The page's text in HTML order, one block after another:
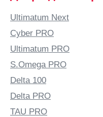
Балаково
Балашиха
Балашов
Балтай
Барановичи
Барнаул
Барыш
Ultimatum Next
Cyber PRO
Ultimatum PRO
S.Omega PRO
Delta 100
Delta PRO
TAU PRO